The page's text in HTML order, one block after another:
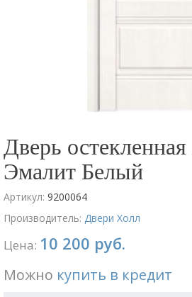
Дверь
Эмалит Белый
Артикул: 9200064
Производитель: Двери Холл
Цена: 10 200 руб.
Можно купить в кредит